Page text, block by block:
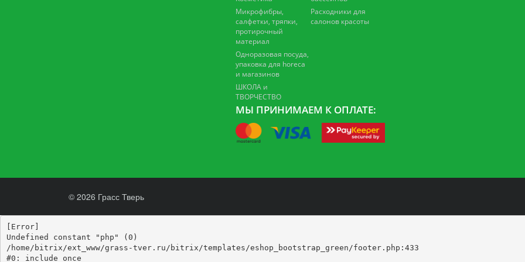
Микрофибры,
салфетки, тряпки,
протирочный
материал
Одноразовая посуда,
упаковка для horeca
и магазинов
ШКОЛА и
ТВОРЧЕСТВО
Расходники для
салонов красоты
МЫ ПРИНИМАЕМ К ОПЛАТЕ:
© 2026 Грасс Тверь
[Error]
Undefined constant "php" (0)
/home/bitrix/ext_www/grass-tver.ru/bitrix/templates/eshop_bootstrap_green/footer.php:433
#0: include_once